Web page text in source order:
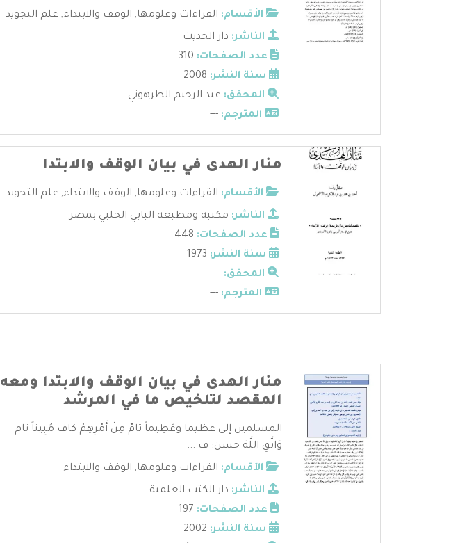
الأقسام: القراءات وعلومها, الوقف والابتداء, علم التجويد
الناشر: دار الحديث
عدد الصفحات:
سنة النشر:
المحقق: عبد الرحيم الطرهوني
المترجم: ---
منار الهدى في بيان الوقف والابتدا
الأقسام: القراءات وعلومها, الوقف والابتداء, علم التجويد
الناشر: مكتبة ومطبعة البابي الحلبي بمصر
عدد الصفحات:
سنة النشر:
المحقق: ---
المترجم: ---
منار الهدى في بيان الوقف والابتدا ومعه
المقصد لتلخيص ما في المرشد
المسلمين إلى عظيما وعَظِيماً تامّ مِنْ أَمْرِهِمْ كاف مُبِيناً تام
وَاتَّقِ اللَّهَ حسن: ف ...
الأقسام: القراءات وعلومها, الوقف والابتداء
الناشر: دار الكتب العلمية
عدد الصفحات:
سنة النشر: